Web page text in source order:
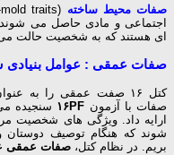
صفات محیط ساخته
اجتماعی و مادی حاصل می
ای هستند که به شخصیت حالت
صفات عمقی : عوامل
کتل ۱۶ صفت عمقی را به
صفات با آزمون ۱۶PF سنجیده
ارایه داد. ویژگی های شخصیت
شوند که هنگام توصیف دوستان
بریم. در نظام کتل، صفات عمقی